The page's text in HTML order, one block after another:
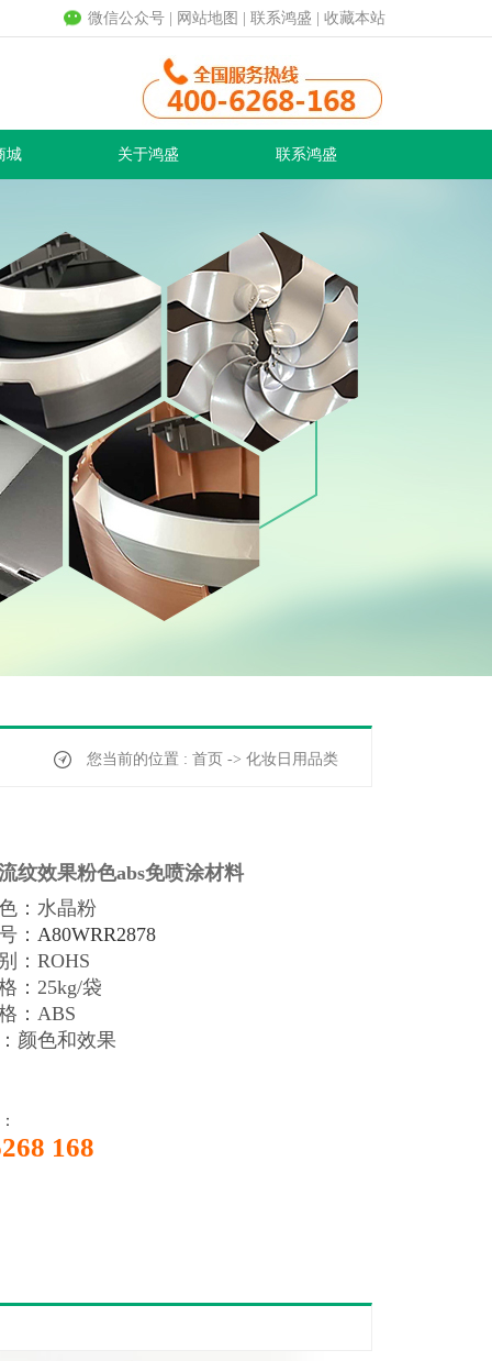
微信公众号 网站地图 联系鸿盛 收藏本站
城 关于鸿盛 联系鸿盛
您当前的位置 : 首页 -> 化妆日用品类
纹效果粉色abs免喷涂材料
：水晶粉
： A80WRR2878
： ROHS
：25kg/袋
：ABS
颜色和效果
168